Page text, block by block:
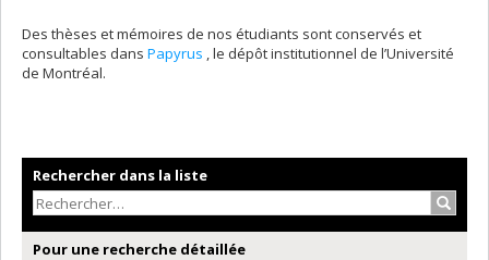
Des thèses et mémoires de nos étudiants sont conservés et
consultables dans Papyrus , le dépôt institutionnel de l’Université
de Montréal.
Rechercher dans la liste
Pour une recherche détaillée